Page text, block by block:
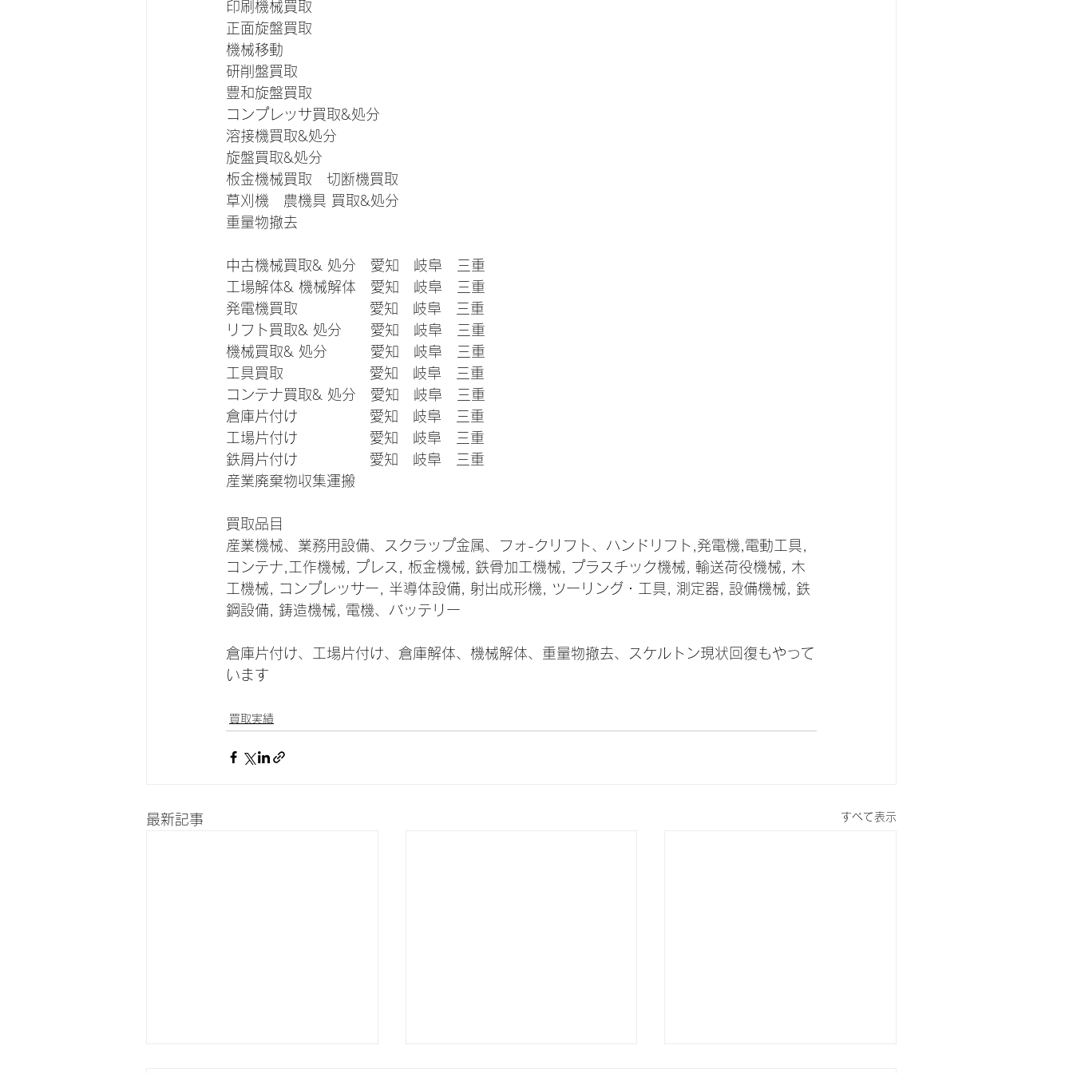
印刷機械買取
正面旋盤買取
機械移動
研削盤買取
豊和旋盤買取
コンプレッサ買取&処分
溶接機買取&処分
旋盤買取&処分
板金機械買取　切断機買取
草刈機　農機具 買取&処分
重量物撤去
中古機械買取& 処分　愛知　岐阜　三重
工場解体& 機械解体　愛知　岐阜　三重
発電機買取　　　　　愛知　岐阜　三重
リフト買取& 処分　　愛知　岐阜　三重
機械買取& 処分　　　愛知　岐阜　三重
工具買取　　　　　　愛知　岐阜　三重
コンテナ買取& 処分　愛知　岐阜　三重
倉庫片付け　　　　　愛知　岐阜　三重
工場片付け　　　　　愛知　岐阜　三重
鉄屑片付け　　　　　愛知　岐阜　三重
産業廃棄物収集運搬
買取品目
産業機械、業務用設備、スクラップ金属、フォ-クリフト、ハンドリフト,発電機,電動工具,
コンテナ,工作機械, プレス, 板金機械, 鉄骨加工機械, プラスチック機械, 輸送荷役機械, 木
工機械, コンプレッサー, 半導体設備, 射出成形機, ツーリング・工具, 測定器, 設備機械, 鉄
鋼設備, 鋳造機械, 電機、バッテリー
倉庫片付け、工場片付け、倉庫解体、機械解体、重量物撤去、スケルトン現状回復もやって
います
買取実績
最新記事 すべて表示